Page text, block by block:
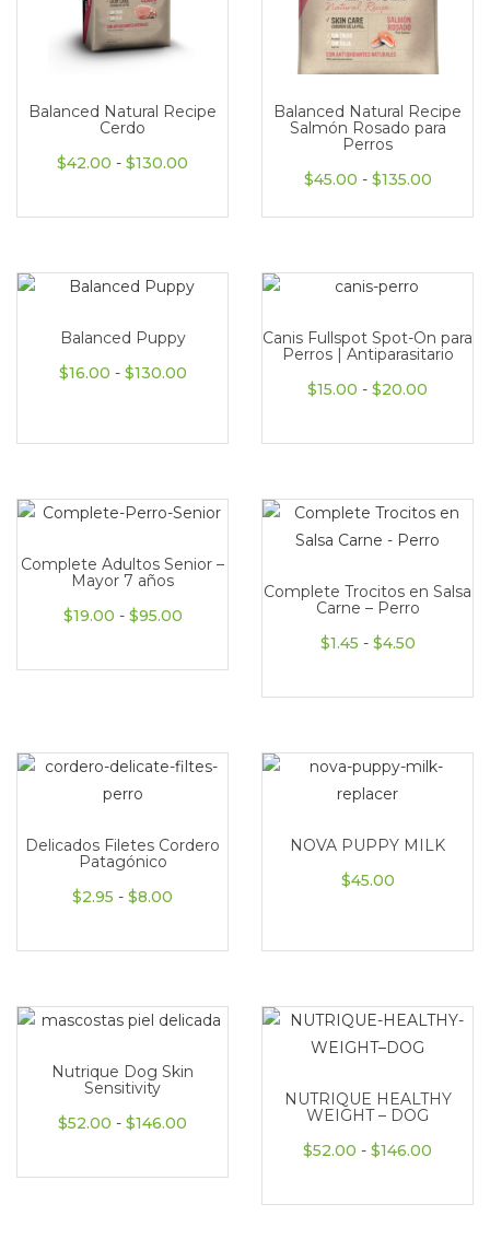
Balanced Natural Recipe
Cerdo
$42.00 - $130.00
Balanced Natural Recipe
Salmón Rosado para
Perros
$45.00 - $135.00Rango
Balanced Puppy
$16.00 - $130.00Rango de precios: desde $16.00 hasta
Canis Fullspot Spot-On para
Perros | Antiparasitario
$15.00 - $20.00
Complete Adultos Senior –
Mayor 7 años
$19.00 - $95.00Rango de precios: desde $19.00 hasta
Complete Trocitos en Salsa
Carne – Perro
$1.45 - $4.50Rango
Delicados Filetes Cordero
Patagónico
$2.95 - $8.00
NOVA PUPPY MILK
$45.00
Nutrique Dog Skin
Sensitivity
$52.00 - $146.00 Rango de precios: desde $52.00 hasta
NUTRIQUE HEALTHY
WEIGHT – DOG
$52.00 - $146.00